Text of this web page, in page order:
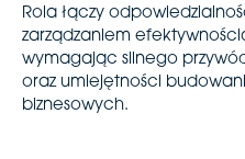
Rola łączy
zarządzaniem
wymagając silnego
oraz umiejętności
biznesowych.